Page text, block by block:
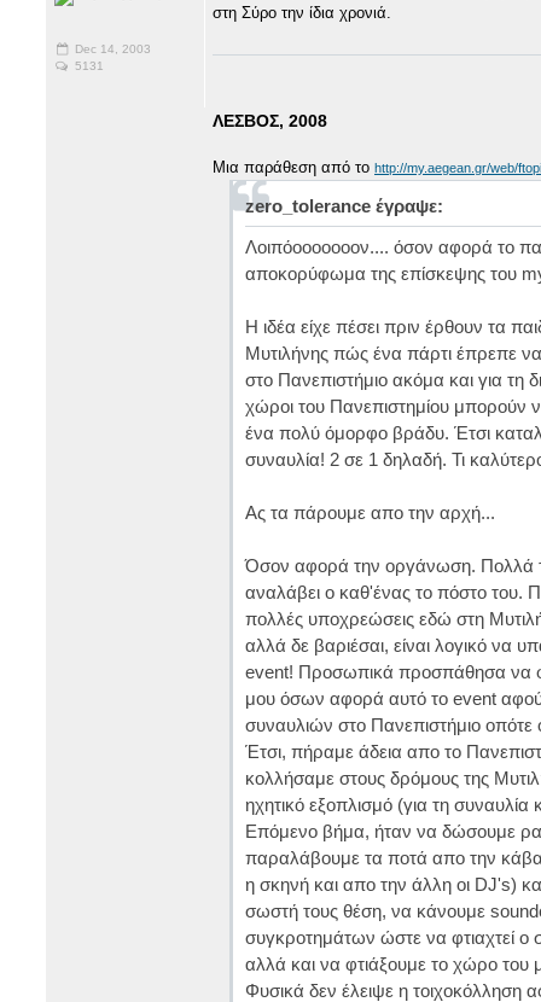
Dec 14, 2003
5131
στη Σύρο την ίδια χρονιά.
ΛΕΣΒΟΣ, 2008
Μια παράθεση από το http://my.aegean.gr/web/
zero_tolerance έγραψε:
Λοιπόοοοοοοον.... όσον αφορά το
αποκορύφωμα της επίσκεψης του
Η ιδέα είχε πέσει πριν έρθουν τα
Μυτιλήνης πώς ένα πάρτι έπρεπε να
στο Πανεπιστήμιο ακόμα και για τη
χώροι του Πανεπιστημίου
ένα πολύ όμορφο βράδυ. Έτσι
συναυλία! 2 σε 1 δηλαδή. Τι
Ας τα πάρουμε απο την αρχή...
Όσον αφορά την οργάνωση. Πολλά
αναλάβει ο καθ'ένας το πόστο του.
πολλές υποχρεώσεις εδώ στη
αλλά δε βαριέσαι, είναι λογικό να
event! Προσωπικά προσπάθησα να
μου όσων αφορά αυτό το event
συναυλιών στο Πανεπιστήμιο
Έτσι, πήραμε άδεια απο το
κολλήσαμε στους δρόμους της
ηχητικό εξοπλισμό (για τη
Επόμενο βήμα, ήταν να δώσουμε
παραλάβουμε τα ποτά απο την
η σκηνή και απο την άλλη οι DJ's)
σωστή τους θέση, να κάνουμε
συγκροτημάτων ώστε να φτιαχτεί
αλλά και να φτιάξουμε το χώρο του
Φυσικά δεν έλειψε η τοιχοκόλληση